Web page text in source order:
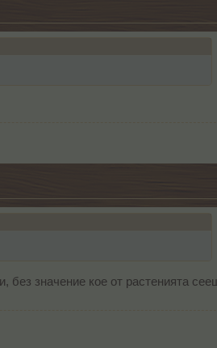
без значение кое от растенията